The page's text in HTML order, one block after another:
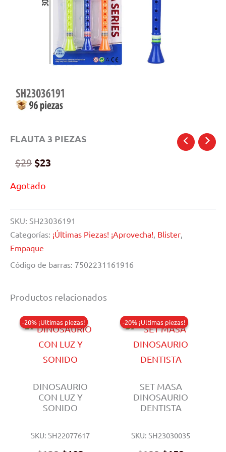
FLAUTA 3 PIEZAS
$29 Original
$29.
$23
$23.
Agotado
SKU: SH23036191
Categorías: ¡Últimas Piezas! ¡Aprovecha! Blister
Empaque
Código de barras: 7502231161916
Productos relacionados
-20% ¡Ultimas piezas!
DINOSAURIO
CON LUZ Y
SONIDO
SKU: SH22077617
-20% ¡Ultimas piezas! -20% ¡Ultimas piezas!
SET MASA
DINOSAURIO
DENTISTA
SKU: SH23030035
-20% ¡Ultimas piezas!